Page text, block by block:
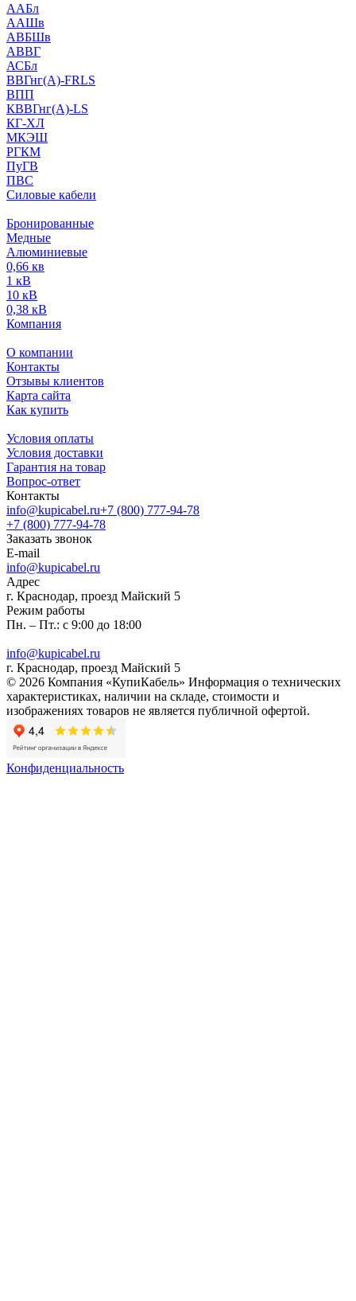
ААБл
ААШв
АВБШв
АВВГ
АСБл
ВВГнг(А)-FRLS
ВПП
КВВГнг(А)-LS
КГ-ХЛ
МКЭШ
РГКМ
ПуГВ
ПВС
Силовые кабели
Бронированные
Медные
Алюминиевые
0,66 кв
1 кВ
10 кВ
0,38 кВ
Компания
О компании
Контакты
Отзывы клиентов
Карта сайта
Как купить
Условия оплаты
Условия доставки
Гарантия на товар
Вопрос-ответ
Контакты
info@kupicabel.ru+7 (800) 777-94-78
+7 (800) 777-94-78
Заказать звонок
E-mail
info@kupicabel.ru
Адрес
г. Краснодар, проезд Майский 5
Режим работы
Пн. – Пт.: с 9:00 до 18:00
info@kupicabel.ru
г. Краснодар, проезд Майский 5
© 2026 Компания «КупиКабель» Информация о технических
характеристиках, наличии на складе, стоимости и
изображениях товаров не является публичной офертой.
Конфиденциальность